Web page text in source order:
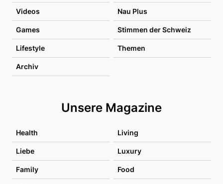
Videos Nau Plus
Games Stimmen der Schweiz
Lifestyle Themen
Archiv
Unsere Magazine
Health Living
Liebe Luxury
Family Food